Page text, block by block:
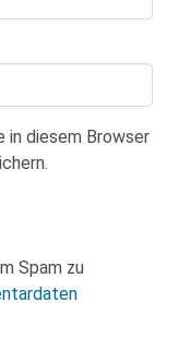
in diesem Browser
Spam zu